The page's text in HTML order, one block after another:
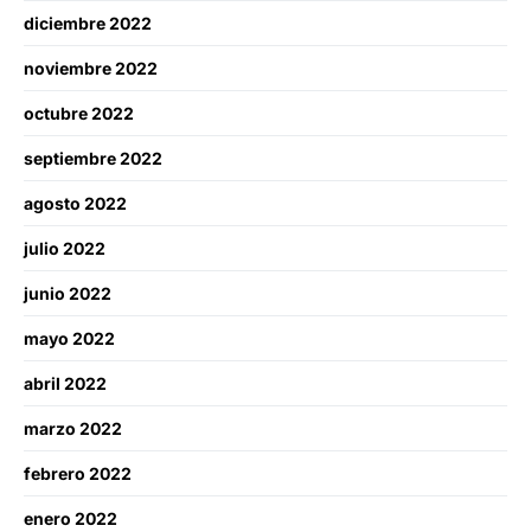
diciembre 2022
noviembre 2022
octubre 2022
septiembre 2022
agosto 2022
julio 2022
junio 2022
mayo 2022
abril 2022
marzo 2022
febrero 2022
enero 2022